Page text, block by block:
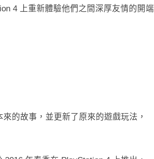
4 上重新體驗他們之間深厚友情的開端
的故事，並更新了原來的遊戲玩法，